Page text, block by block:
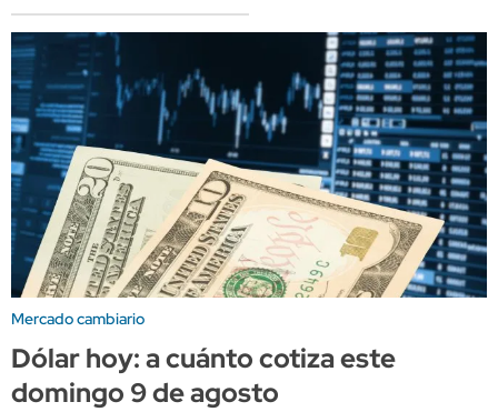
Mercado cambiario
Dólar hoy: a cuánto cotiza este
domingo 9 de agosto